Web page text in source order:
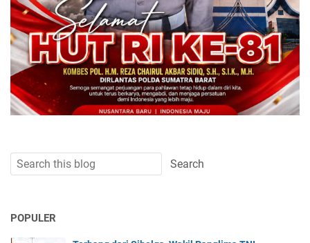
POPULER